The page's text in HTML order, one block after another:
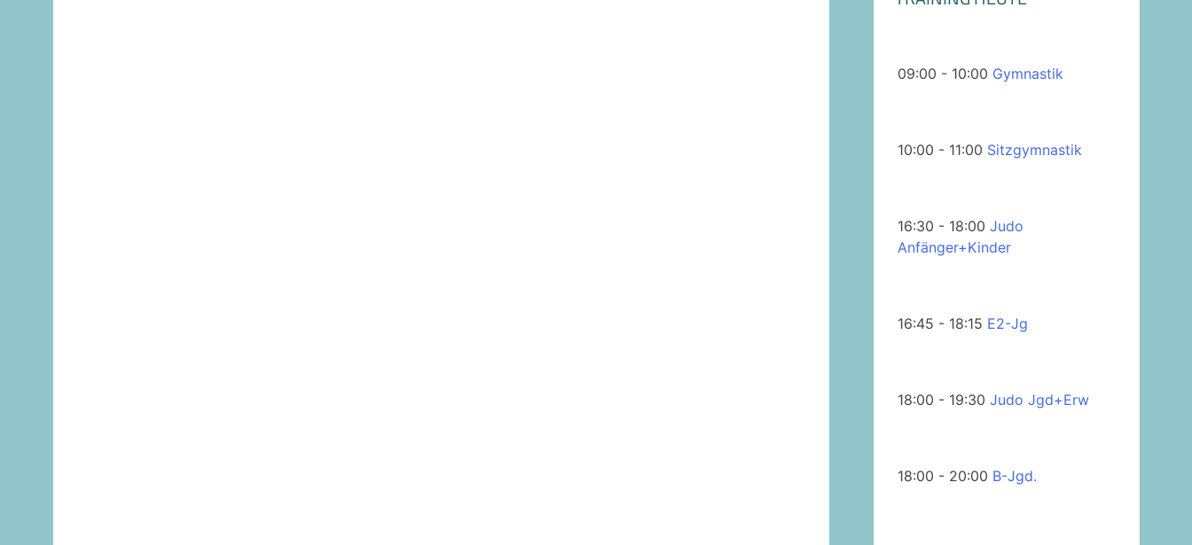
09:00 - 10:00 Gymnastik
10:00 - 11:00 Sitzgymnastik
16:30 - 18:00 Judo
Anfänger+Kinder
16:45 - 18:15 E2-Jg
18:00 - 19:30 Judo Jgd+Erw
18:00 - 20:00 B-Jgd.